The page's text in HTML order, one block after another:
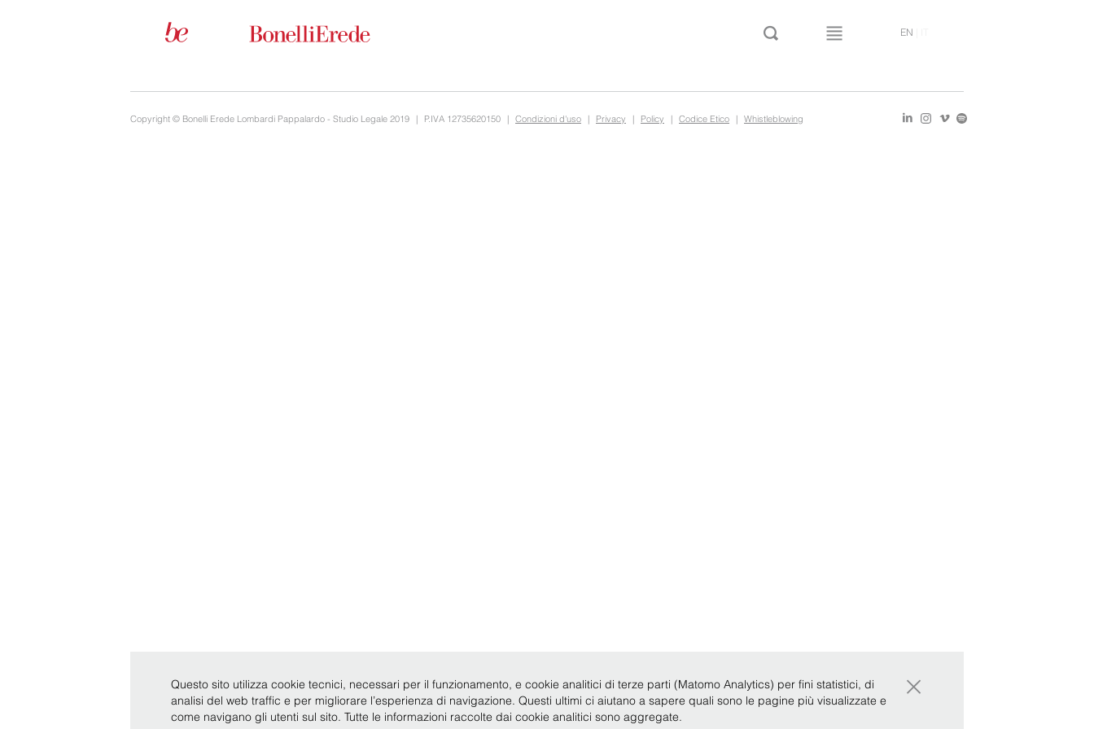
EN
Copyright © Bonelli Erede Lombardi Pappalardo - Studio Legale 2019 | P.IVA 12735620150 | Condizioni d'uso | Privacy | Policy | Codice Etico | Whistleblowing
Questo sito utilizza cookie tecnici, necessari per il funzionamento, e cookie analitici di terze parti (Matomo Analytics) per fini statistici, di
analisi del web traffic e per migliorare l’esperienza di navigazione. Questi ultimi ci aiutano a sapere quali sono le pagine più visualizzate e
come navigano gli utenti sul sito. Tutte le informazioni raccolte dai cookie analitici sono aggregate.
×